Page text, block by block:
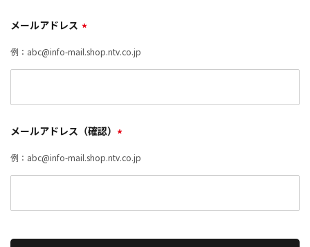
メールアドレス *
例：abc@info-mail.shop.ntv.co.jp
メールアドレス（確認） *
例：abc@info-mail.shop.ntv.co.jp